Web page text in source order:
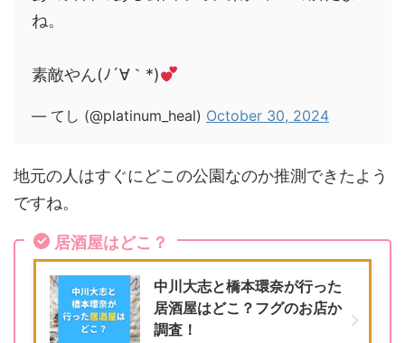
ね。
素敵やん(ﾉ´∀｀*)
— てし (@platinum_heal) October 30, 2024
地元の人はすぐにどこの公園なのか推測できたよう
ですね。
居酒屋はどこ？
中川大志と橋本環奈が行った
居酒屋はどこ？フグのお店か
調査！